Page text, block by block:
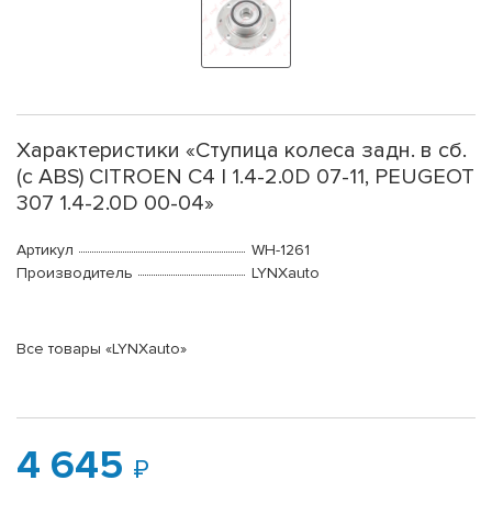
Характеристики «Ступица колеса задн. в сб.
(с ABS) CITROEN C4 I 1.4-2.0D 07-11, PEUGEOT
307 1.4-2.0D 00-04»
Артикул
WH-1261
Производитель
LYNXauto
Все товары «LYNXauto»
4 645